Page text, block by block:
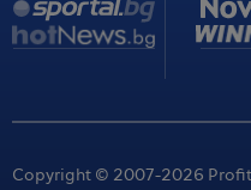
Copyright © 2007-2026